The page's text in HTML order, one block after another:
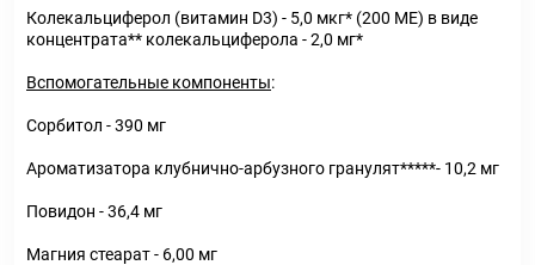
Колекальциферол (витамин D3) - 5,0 мкг* (200 МЕ) в виде
концентрата** колекальциферола - 2,0 мг*
Вспомогательные компоненты:
Сорбитол - 390 мг
Ароматизатора клубнично-арбузного гранулят*****- 10,2 мг
Повидон - 36,4 мг
Магния стеарат - 6,00 мг